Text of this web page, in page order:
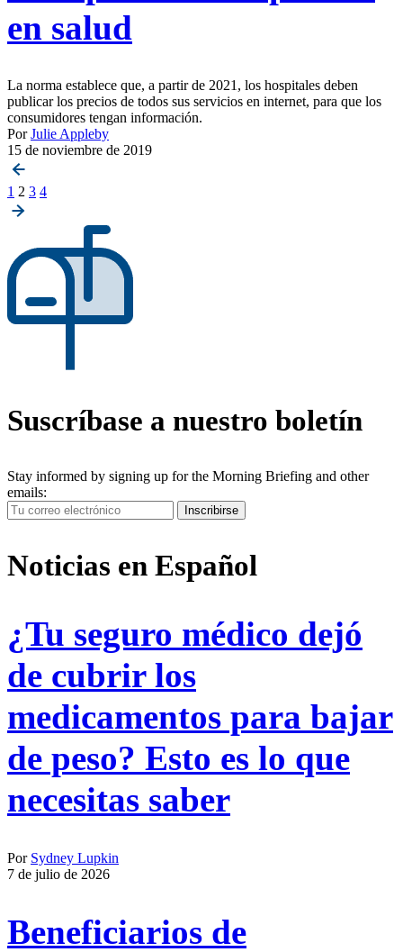
en salud
La norma establece que, a partir de 2021, los hospitales deben
publicar los precios de todos sus servicios en internet, para que los
consumidores tengan información.
PorJulie Appleby
15 de noviembre de 2019
Posts
pagination
1 2 3 4
Suscríbase a nuestro boletín
Stay informed by signing up for the Morning Briefing and other
emails:
Your
Email
Inscribirse
Noticias en Español
¿Tu seguro médico dejó
de cubrir los
medicamentos para bajar
de peso? Esto es lo que
necesitas saber
Por Sydney Lupkin
7 de julio de 2026
Beneficiarios de